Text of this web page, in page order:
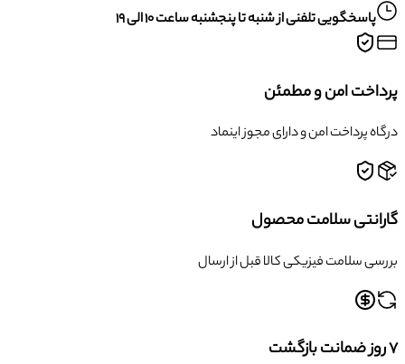
پاسخگویی تلفنی از شنبه تا پنجشنبه ساعت ۱۰ الی ۱۹
پرداخت امن و مطمئن
درگاه پرداخت امن و دارای مجوز اینماد
گارانتی سلامت محصول
بررسی سلامت فیزیکی کالا قبل از ارسال
۷ روز ضمانت بازگشت